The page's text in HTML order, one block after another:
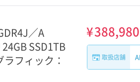
／A
SSD1TB
フィック：
¥388,980
取扱店舗